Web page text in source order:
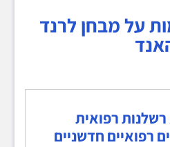
על מבחן לרנד
רפואית
רפואיים חדשניים